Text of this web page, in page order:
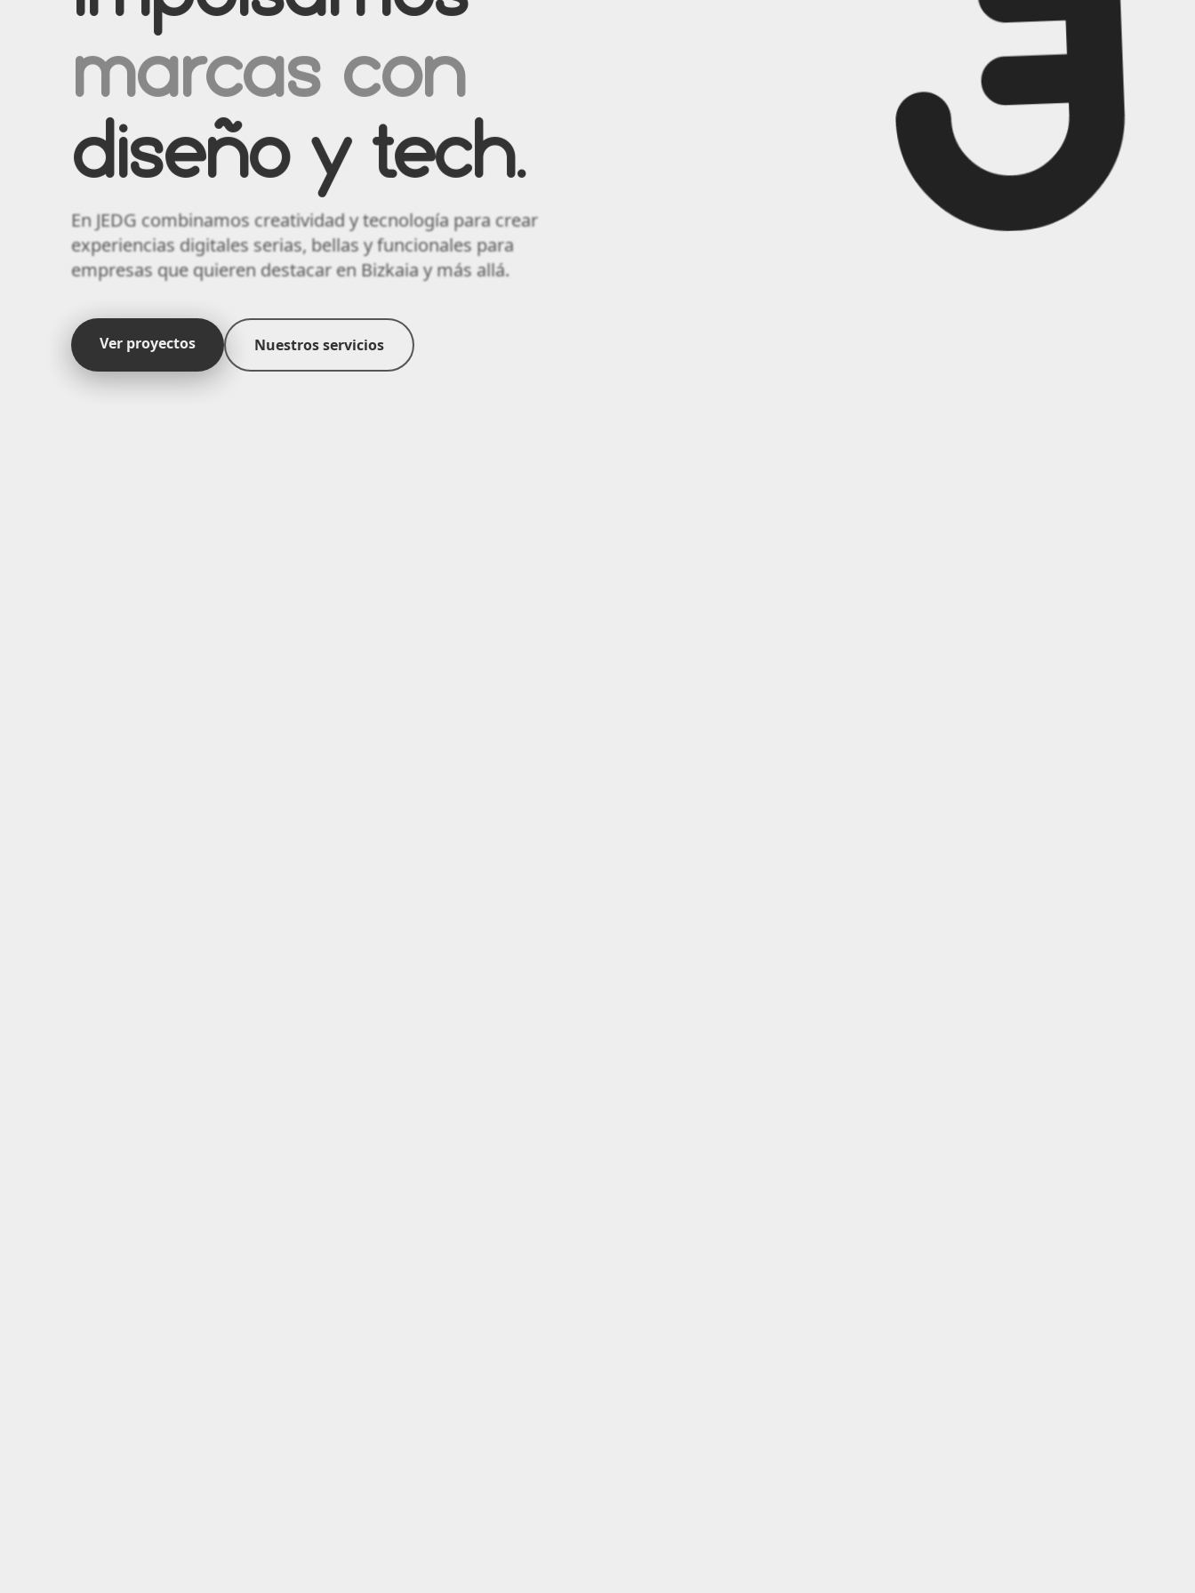
marcas con
diseño y tech.
En JEDG combinamos creatividad y tecnología para crear
experiencias digitales serias, bellas y funcionales para
empresas que quieren destacar en Bizkaia y más allá.
Ver proyectos Nuestros servicios